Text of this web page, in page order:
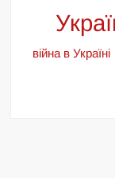
війна в Україні